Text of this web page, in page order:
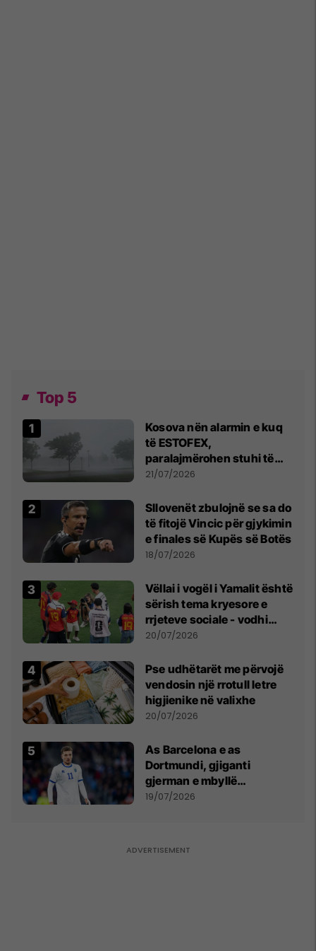
Top 5
Kosova nën alarmin e kuq
të ESTOFEX,
paralajmërohen stuhi të
fuqishme me breshër dhe
21/07/2026
Sllovenët zbulojnë se sa do
të fitojë Vincic për gjykimin
e finales së Kupës së Botës
18/07/2026
Vëllai i vogël i Yamalit është
sërish tema kryesore e
rrjeteve sociale - vodhi
vëmendjen pas finales së
20/07/2026
Pse udhëtarët me përvojë
vendosin një rrotull letre
higjienike në valixhe
20/07/2026
As Barcelona e as
Dortmundi, gjiganti
gjerman e mbyllë
marrëveshjen për Fisnik
19/07/2026